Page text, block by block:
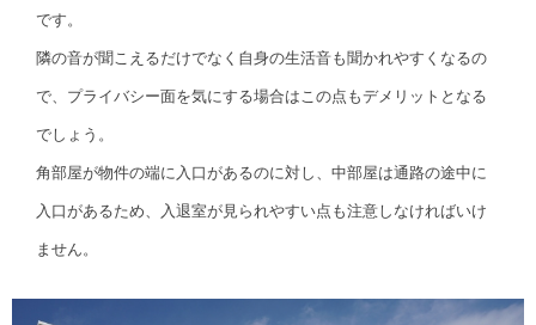
です。
隣の音が聞こえるだけでなく自身の生活音も聞かれやすくなるの
で、プライバシー面を気にする場合はこの点もデメリットとなる
でしょう。
角部屋が物件の端に入口があるのに対し、中部屋は通路の途中に
入口があるため、入退室が見られやすい点も注意しなければいけ
ません。